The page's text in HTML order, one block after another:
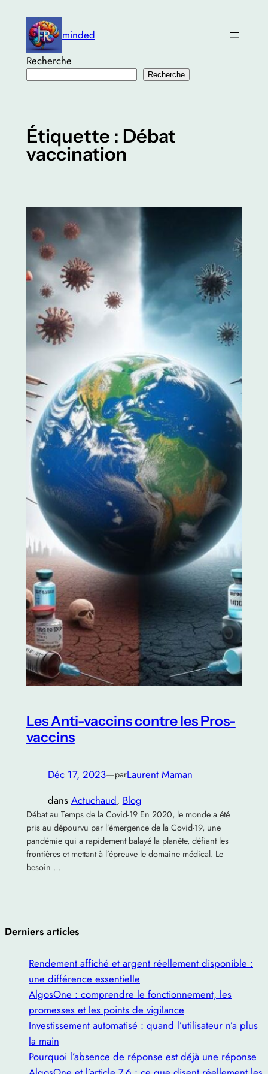
contenu
minded
Recherche
Recherche
Étiquette : Débat
vaccination
Les Anti-vaccins contre les Pros-
vaccins
Déc 17, 2023—parLaurent Maman
dans Actuchaud, Blog
Débat au Temps de la Covid-19 En 2020, le monde a été
pris au dépourvu par l’émergence de la Covid-19, une
pandémie qui a rapidement balayé la planète, défiant les
frontières et mettant à l’épreuve le domaine médical. Le
besoin …
Derniers articles
Rendement affiché et argent réellement disponible :
une différence essentielle
AlgosOne : comprendre le fonctionnement, les
promesses et les points de vigilance
Investissement automatisé : quand l’utilisateur n’a plus
la main
Pourquoi l’absence de réponse est déjà une réponse